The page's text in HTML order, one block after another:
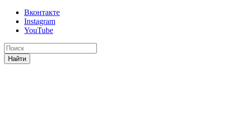
Вконтакте
Instagram
YouTube
Найти